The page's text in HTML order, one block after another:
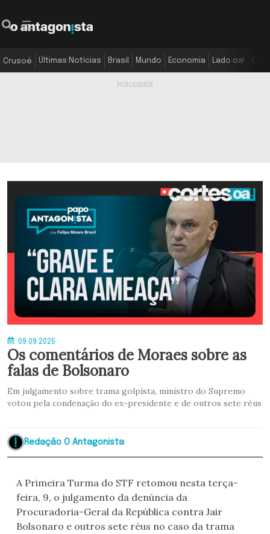
Crusoé Últimas Notícias Brasil Mundo Economia Lado oa!
09.09.2025
Os comentários de Moraes sobre as
falas de Bolsonaro
Em julgamento sobre trama golpista, ministro do Supremo
votou pela condenação do ex-presidente e de outros sete réus
Redação O Antagonista
A Primeira Turma do STF retomou nesta terça-
feira, 9, o julgamento da denúncia da
Procuradoria-Geral da República contra Jair
Bolsonaro e outros sete réus no caso da trama